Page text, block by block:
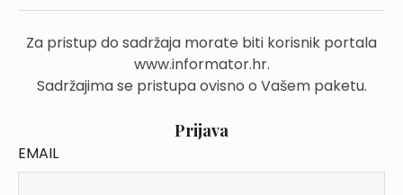
Za pristup do sadržaja morate biti korisnik portala
www.informator.hr.
Sadržajima se pristupa ovisno o Vašem paketu.
Prijava
EMAIL